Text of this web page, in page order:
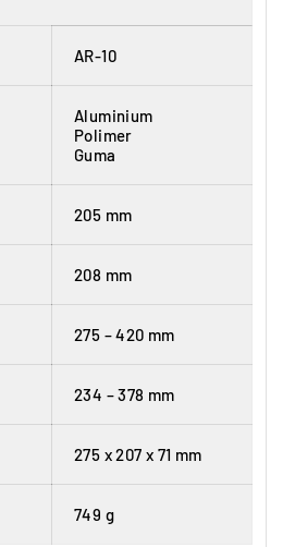
AR-10
Aluminium
Polimer
Guma
205 mm
208 mm
275 – 420 mm
234 – 378 mm
275 x 207 x 71 mm
749 g